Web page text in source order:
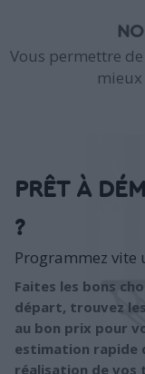
Vous permettre
PRÊT À
?
Programmez vite
Faites les bons
départ, trouvez
au bon prix pour
estimation rapide
réalisation de vos